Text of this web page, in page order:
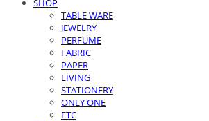
SHOP
TABLE WARE
JEWELRY
PERFUME
FABRIC
PAPER
LIVING
STATIONERY
ONLY ONE
ETC